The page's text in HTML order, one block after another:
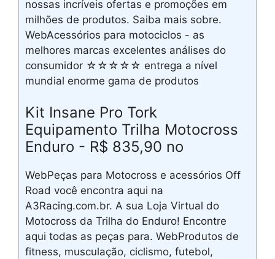
nossas incríveis ofertas e promoções em
milhões de produtos. Saiba mais sobre.
WebAcessórios para motociclos - as
melhores marcas excelentes análises do
consumidor ☆☆☆☆☆ entrega a nível
mundial enorme gama de produtos
Kit Insane Pro Tork
Equipamento Trilha Motocross
Enduro - R$ 835,90 no
WebPeças para Motocross e acessórios Off
Road você encontra aqui na
A3Racing.com.br. A sua Loja Virtual do
Motocross da Trilha do Enduro! Encontre
aqui todas as peças para. WebProdutos de
fitness, musculação, ciclismo, futebol,